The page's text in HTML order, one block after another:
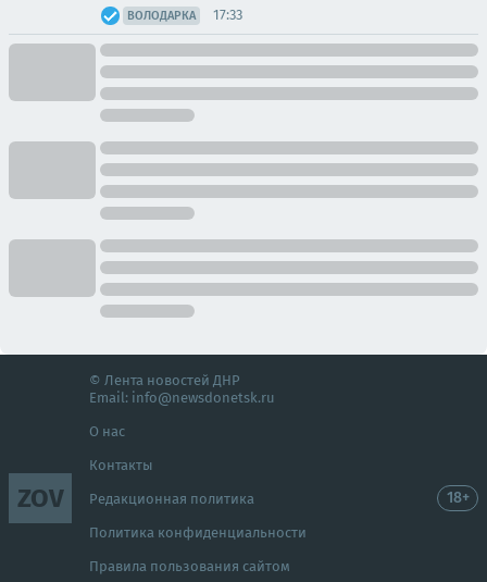
ВОЛОДАРКА 17:33
ZOV
© Лента новостей ДНР
Email: info@newsdonetsk.ru
О нас
Контакты
Редакционная политика
Политика конфиденциальности
Правила пользования сайтом
18+